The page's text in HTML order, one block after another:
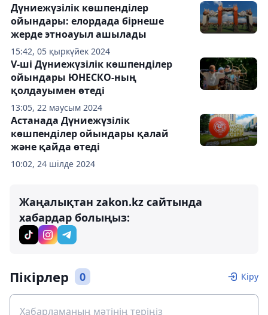
15:42, 05 қыркүйек 2024
Дүниежүзілік көшпенділер
ойындары: елордада бірнеше
жерде этноауыл ашылады
13:05, 22 маусым 2024
V-ші Дүниежүзілік көшпенділер
ойындары ЮНЕСКО-ның
қолдауымен өтеді
10:02, 24 шілде 2024
Астанада Дүниежүзілік
көшпенділер ойындары қалай
және қайда өтеді
Жаңалықтан zakon.kz сайтында
хабардар болыңыз:
Пікірлер 0 Кіру